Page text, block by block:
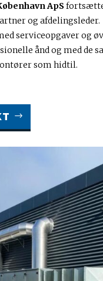
ApS
og afdelingsleder.
serviceopgaver og
ånd og med de
som hidtil.